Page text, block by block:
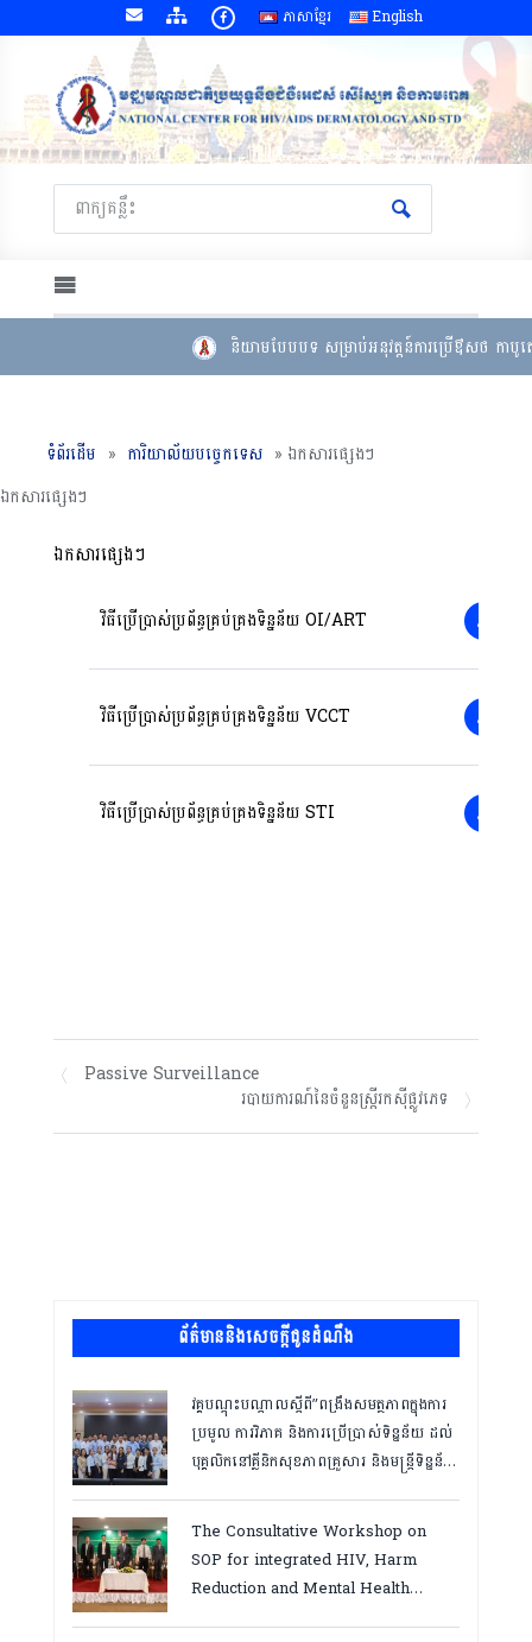
ភាសាខ្មែរ English
និយាមបែបបទ សម្រាប់អនុវត្តន៍ការប្រើឳសថ កាបូ
ទំព័រដើម » ការិយាល័យបច្ចេកទេស » ឯកសារផ្សេងៗ
ឯកសារផ្សេងៗ
ឯកសារផ្សេងៗ
វិធីប្រើប្រាស់ប្រព័ន្ធគ្រប់គ្រងទិន្នន័យ​​ OI/ART
វិធីប្រើប្រាស់ប្រព័ន្ធគ្រប់គ្រងទិន្នន័យ​​​ VCCT
វិធីប្រើប្រាស់ប្រព័ន្ធគ្រប់គ្រងទិន្នន័យ​​​ STI
Passive Surveillance
របាយការណ៍នៃចំនួនស្ត្រីរកស៊ីផ្លូវភេទ
ព័ត៌មាននិងសេចក្តីជូនដំណឹង
វគ្គបណ្ដុះបណ្ដាលស្តីពី”ពង្រឹងសមត្ថភាពក្នុងការ
ប្រមូល ការវិភាគ និងការប្រើប្រាស់ទិន្នន័យ ដល់
បុគ្គលិកនៅគ្លីនិកសុខភាពគ្រួសារ និងមន្ត្រីទិន្នន័យ
ឆ្នាំ២០២៦
The Consultative Workshop on
SOP for integrated HIV, Harm
Reduction and Mental Health